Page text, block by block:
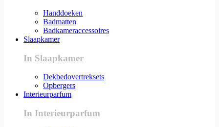
Handdoeken
Badmatten
Badkameraccessoires
Slaapkamer
In Slaapkamer
Dekbedovertreksets
Opbergers
Interieurparfum
In Interieurparfum